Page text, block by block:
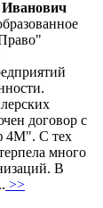
Иванович
договор с
4М". С тех
много
В
>>